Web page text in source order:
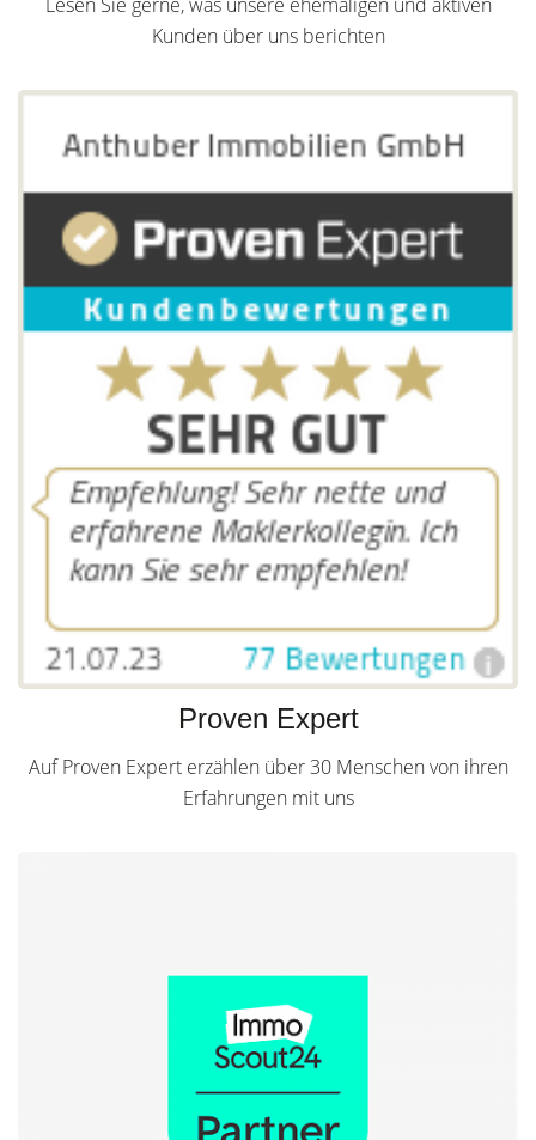
Kunden über uns berichten
Proven Expert
Auf Proven Expert erzählen über 30 Menschen von ihren
Erfahrungen mit uns